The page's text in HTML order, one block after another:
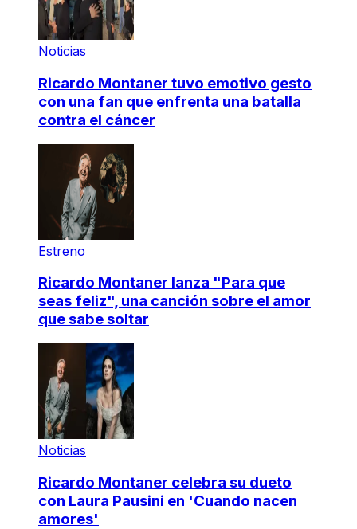
Noticias
Ricardo Montaner tuvo emotivo gesto
con una fan que enfrenta una batalla
contra el cáncer
Estreno
Ricardo Montaner lanza "Para que
seas feliz", una canción sobre el amor
que sabe soltar
Noticias
Ricardo Montaner celebra su dueto
con Laura Pausini en 'Cuando nacen
amores'